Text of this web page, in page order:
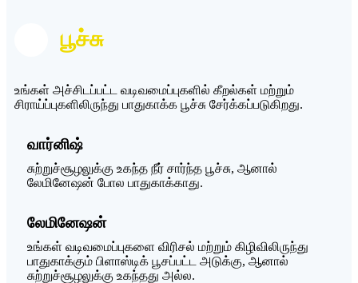
பூச்சு
உங்கள் அச்சிடப்பட்ட வடிவமைப்புகளில் கீறல்கள் மற்றும்
சிராய்ப்புகளிலிருந்து பாதுகாக்க பூச்சு சேர்க்கப்படுகிறது.
வார்னிஷ்
சுற்றுச்சூழலுக்கு உகந்த நீர் சார்ந்த பூச்சு, ஆனால்
லேமினேஷன் போல பாதுகாக்காது.
லேமினேஷன்
உங்கள் வடிவமைப்புகளை விரிசல் மற்றும் கிழிவிலிருந்து
பாதுகாக்கும் பிளாஸ்டிக் பூசப்பட்ட அடுக்கு, ஆனால்
சுற்றுச்சூழலுக்கு உகந்தது அல்ல.